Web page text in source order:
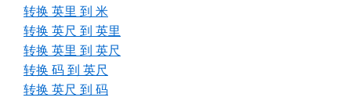
转换 英里 到 米
转换 英尺 到 英里
转换 英里 到 英尺
转换 码 到 英尺
转换 英尺 到 码